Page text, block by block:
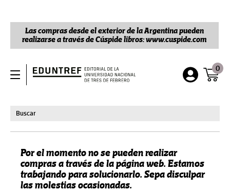
Las compras desde el exterior de la Argentina pueden
realizarse a través de Cúspide libros: www.cuspide.com
0
Por el momento no se pueden realizar
compras a través de la página web. Estamos
trabajando para solucionarlo. Sepa disculpar
las molestias ocasionadas.